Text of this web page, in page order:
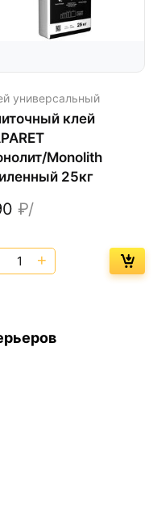
универсальный
клей
Monolith
25кг
₽/